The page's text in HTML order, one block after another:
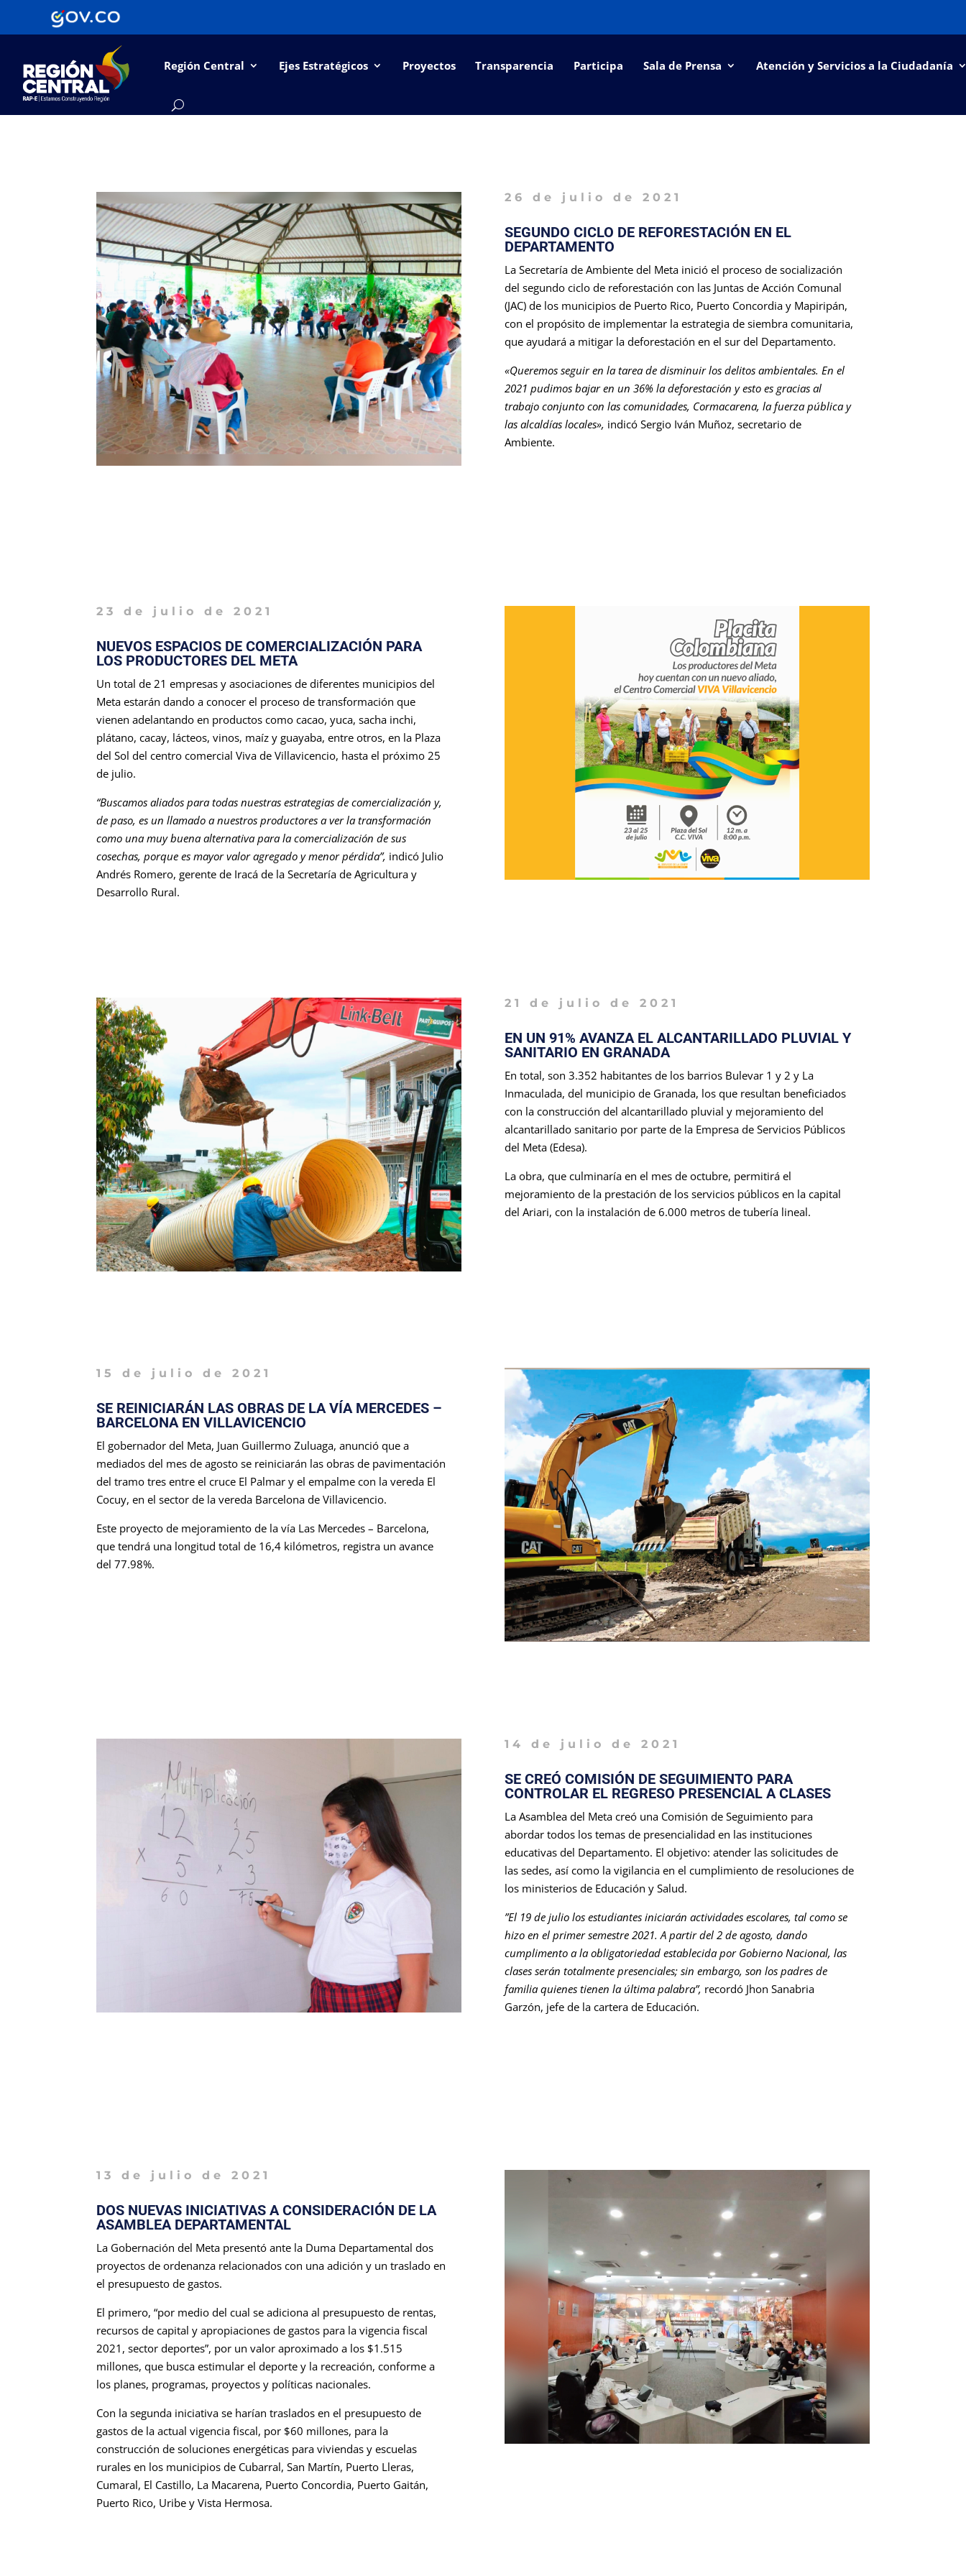
Región Central Ejes Estratégicos Proyectos Transparencia Participa Sala de Prensa Atención y Servicios a la Ciudadanía
26 de julio de 2021
SEGUNDO CICLO DE REFORESTACIÓN EN EL
DEPARTAMENTO
La Secretaría de Ambiente del Meta inició el proceso de socialización
del segundo ciclo de reforestación con las Juntas de Acción Comunal
(JAC) de los municipios de Puerto Rico, Puerto Concordia y Mapiripán,
con el propósito de implementar la estrategia de siembra comunitaria,
que ayudará a mitigar la deforestación en el sur del Departamento.
«Queremos seguir en la tarea de disminuir los delitos ambientales. En el
2021 pudimos bajar en un 36% la deforestación y esto es gracias al
trabajo conjunto con las comunidades, Cormacarena, la fuerza pública y
las alcaldías locales», indicó Sergio Iván Muñoz, secretario de
Ambiente.
23 de julio de 2021
NUEVOS ESPACIOS DE COMERCIALIZACIÓN PARA
LOS PRODUCTORES DEL META
Un total de 21 empresas y asociaciones de diferentes municipios del
Meta estarán dando a conocer el proceso de transformación que
vienen adelantando en productos como cacao, yuca, sacha inchi,
plátano, cacay, lácteos, vinos, maíz y guayaba, entre otros, en la Plaza
del Sol del centro comercial Viva de Villavicencio, hasta el próximo 25
de julio.
“Buscamos aliados para todas nuestras estrategias de comercialización y,
de paso, es un llamado a nuestros productores a ver la transformación
como una muy buena alternativa para la comercialización de sus
cosechas, porque es mayor valor agregado y menor pérdida”, indicó Julio
Andrés Romero, gerente de Iracá de la Secretaría de Agricultura y
Desarrollo Rural.
21 de julio de 2021
EN UN 91% AVANZA EL ALCANTARILLADO PLUVIAL Y
SANITARIO EN GRANADA
En total, son 3.352 habitantes de los barrios Bulevar 1 y 2 y La
Inmaculada, del municipio de Granada, los que resultan beneficiados
con la construcción del alcantarillado pluvial y mejoramiento del
alcantarillado sanitario por parte de la Empresa de Servicios Públicos
del Meta (Edesa).
La obra, que culminaría en el mes de octubre, permitirá el
mejoramiento de la prestación de los servicios públicos en la capital
del Ariari, con la instalación de 6.000 metros de tubería lineal.
15 de julio de 2021
SE REINICIARÁN LAS OBRAS DE LA VÍA MERCEDES –
BARCELONA EN VILLAVICENCIO
El gobernador del Meta, Juan Guillermo Zuluaga, anunció que a
mediados del mes de agosto se reiniciarán las obras de pavimentación
del tramo tres entre el cruce El Palmar y el empalme con la vereda El
Cocuy, en el sector de la vereda Barcelona de Villavicencio.
Este proyecto de mejoramiento de la vía Las Mercedes – Barcelona,
que tendrá una longitud total de 16,4 kilómetros, registra un avance
del 77.98%.
14 de julio de 2021
SE CREÓ COMISIÓN DE SEGUIMIENTO PARA
CONTROLAR EL REGRESO PRESENCIAL A CLASES
La Asamblea del Meta creó una Comisión de Seguimiento para
abordar todos los temas de presencialidad en las instituciones
educativas del Departamento. El objetivo: atender las solicitudes de
las sedes, así como la vigilancia en el cumplimiento de resoluciones de
los ministerios de Educación y Salud.
”El 19 de julio los estudiantes iniciarán actividades escolares, tal como se
hizo en el primer semestre 2021. A partir del 2 de agosto, dando
cumplimento a la obligatoriedad establecida por Gobierno Nacional, las
clases serán totalmente presenciales; sin embargo, son los padres de
familia quienes tienen la última palabra”, recordó Jhon Sanabria
Garzón, jefe de la cartera de Educación.
13 de julio de 2021
DOS NUEVAS INICIATIVAS A CONSIDERACIÓN DE LA
ASAMBLEA DEPARTAMENTAL
La Gobernación del Meta presentó ante la Duma Departamental dos
proyectos de ordenanza relacionados con una adición y un traslado en
el presupuesto de gastos.
El primero, “por medio del cual se adiciona al presupuesto de rentas,
recursos de capital y apropiaciones de gastos para la vigencia fiscal
2021, sector deportes”, por un valor aproximado a los $1.515
millones, que busca estimular el deporte y la recreación, conforme a
los planes, programas, proyectos y políticas nacionales.
Con la segunda iniciativa se harían traslados en el presupuesto de
gastos de la actual vigencia fiscal, por $60 millones, para la
construcción de soluciones energéticas para viviendas y escuelas
rurales en los municipios de Cubarral, San Martín, Puerto Lleras,
Cumaral, El Castillo, La Macarena, Puerto Concordia, Puerto Gaitán,
Puerto Rico, Uribe y Vista Hermosa.